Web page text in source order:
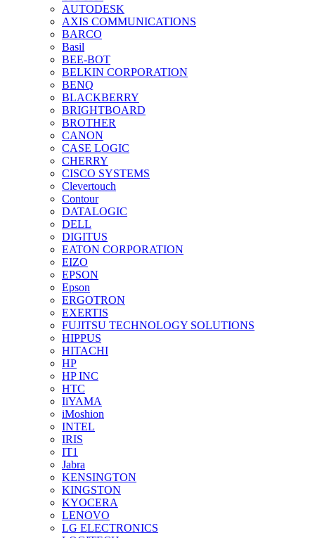
AUTODESK
AXIS COMMUNICATIONS
BARCO
Basil
BEE-BOT
BELKIN CORPORATION
BENQ
BLACKBERRY
BRIGHTBOARD
BROTHER
CANON
CASE LOGIC
CHERRY
CISCO SYSTEMS
Clevertouch
Contour
DATALOGIC
DELL
DIGITUS
EATON CORPORATION
EIZO
EPSON
Epson
ERGOTRON
EXERTIS
FUJITSU TECHNOLOGY SOLUTIONS
HIPPUS
HITACHI
HP
HP INC
HTC
IiYAMA
iMoshion
INTEL
IRIS
IT1
Jabra
KENSINGTON
KINGSTON
KYOCERA
LENOVO
LG ELECTRONICS